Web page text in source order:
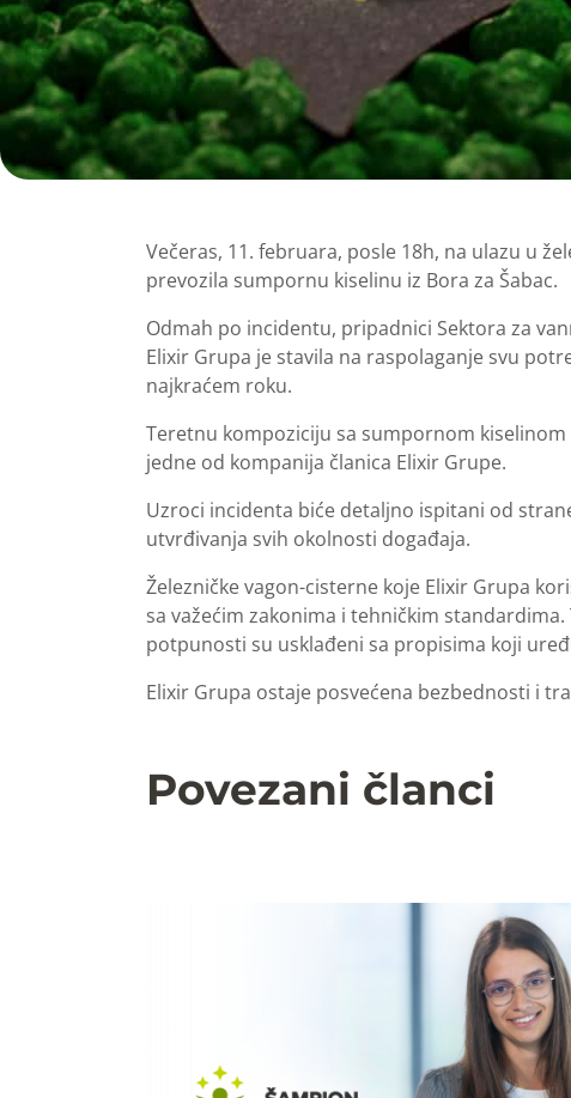
Večeras, 11. februara, posle 18h, na ulazu u
prevozila sumpornu kiselinu iz Bora za Šabac.
Odmah po incidentu, pripadnici Sektora za
Elixir Grupa je stavila na raspolaganje svu
najkraćem roku.
Teretnu kompoziciju sa sumpornom
jedne od kompanija članica Elixir Grupe.
Uzroci incidenta biće detaljno ispitani od
utvrđivanja svih okolnosti događaja.
Železničke vagon-cisterne koje Elixir Grupa
sa važećim zakonima i tehničkim
potpunosti su usklađeni sa propisima koji
Elixir Grupa ostaje posvećena bezbednosti i
Povezani članci